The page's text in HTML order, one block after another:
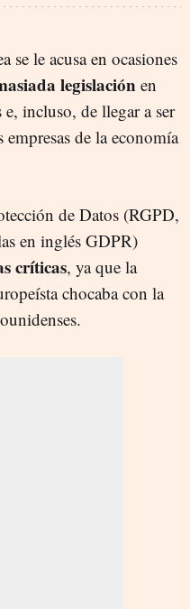
se le acusa en ocasiones
legislación en
e, incluso, de llegar a ser
de la economía
de Datos (RGPD,
en inglés GDPR)
críticas, ya que la
chocaba con la